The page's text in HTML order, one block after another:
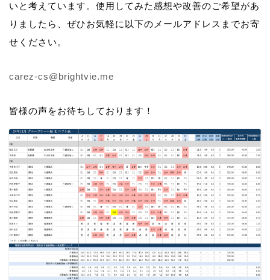
いと考えています。使用してみた感想や改善のご希望があ
りましたら、ぜひお気軽に以下のメールアドレスまでお寄
せください。
carez-cs@brightvie.me
皆様の声をお待ちしております！